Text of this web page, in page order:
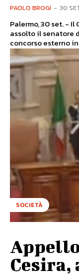
PAOLO BROGI - 30
Palermo, 30 set. -
assolto il senatore
concorso esterno
SOCIETÀ
Cesira,